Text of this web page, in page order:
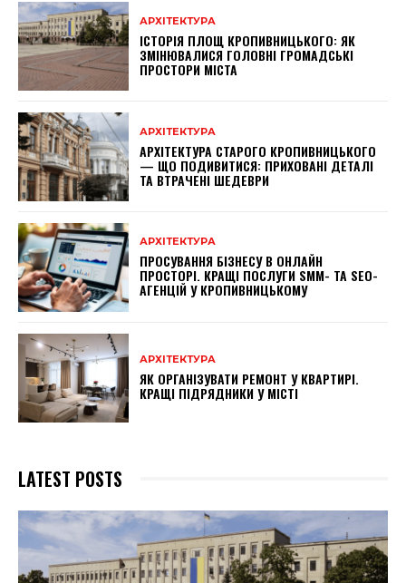
АРХІТЕКТУРА
ІСТОРІЯ ПЛОЩ КРОПИВНИЦЬКОГО: ЯК
ЗМІНЮВАЛИСЯ ГОЛОВНІ ГРОМАДСЬКІ
ПРОСТОРИ МІСТА
АРХІТЕКТУРА
АРХІТЕКТУРА СТАРОГО КРОПИВНИЦЬКОГО
— ЩО ПОДИВИТИСЯ: ПРИХОВАНІ ДЕТАЛІ
ТА ВТРАЧЕНІ ШЕДЕВРИ
АРХІТЕКТУРА
ПРОСУВАННЯ БІЗНЕСУ В ОНЛАЙН
ПРОСТОРІ. КРАЩІ ПОСЛУГИ SMM- ТА SEO-
АГЕНЦІЙ У КРОПИВНИЦЬКОМУ
АРХІТЕКТУРА
ЯК ОРГАНІЗУВАТИ РЕМОНТ У КВАРТИРІ.
КРАЩІ ПІДРЯДНИКИ У МІСТІ
LATEST POSTS